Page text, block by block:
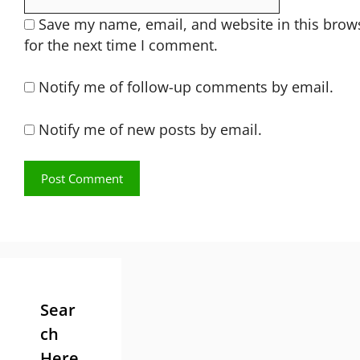
Save my name, email, and website in this
for the next time I comment.
Notify me of follow-up comments by email.
Notify me of new posts by email.
Sear
ch